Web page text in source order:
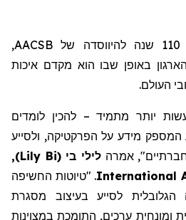
ה של AACSB
,
באופן שבו הוא מקדם איכות
העולם.
יותר מתמיד– להכין לומדים
המספק מידע על הפרקטיקה, ולסייע
"
, אמרהלילי בי (
Lily Bi
)
,
International. "טיוטות החשיפה
לסייע בעיצוב מסגרת
ומונחית ערכים, התומכת במצוינות